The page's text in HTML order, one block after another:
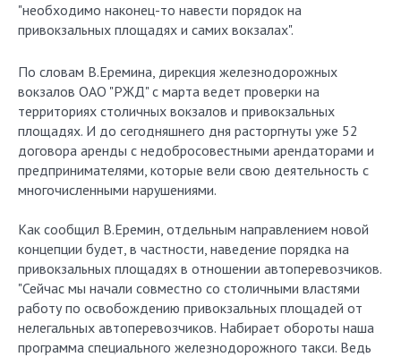
"необходимо наконец-то навести порядок на
привокзальных площадях и самих вокзалах".
По словам В.Еремина, дирекция железнодорожных
вокзалов ОАО "РЖД" с марта ведет проверки на
территориях столичных вокзалов и привокзальных
площадях. И до сегодняшнего дня расторгнуты уже 52
договора аренды с недобросовестными арендаторами и
предпринимателями, которые вели свою деятельность с
многочисленными нарушениями.
Как сообщил В.Еремин, отдельным направлением новой
концепции будет, в частности, наведение порядка на
привокзальных площадях в отношении автоперевозчиков.
"Сейчас мы начали совместно со столичными властями
работу по освобождению привокзальных площадей от
нелегальных автоперевозчиков. Набирает обороты наша
программа специального железнодорожного такси. Ведь